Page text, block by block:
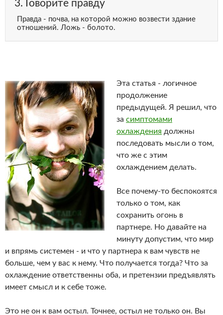
3. Говорите правду
Правда - почва, на которой можно возвести здание
отношений. Ложь - болото.
Эта статья - логичное
продолжение
предыдущей. Я решил, что
за симптомами
охлаждения должны
последовать мысли о том,
что же с этим
охлаждением делать.
Все почему-то беспокоятся
только о том, как
сохранить огонь в
партнере. Но давайте на
минуту допустим, что мир
и впрямь системен - и что у партнера к вам чувств не
больше, чем у вас к нему. Что получается тогда? Что за
охлаждение ответственны оба, и претензии предъявлять
имеет смысл и к себе тоже.
Это не он к вам остыл. Точнее, остыл не только он. Вы